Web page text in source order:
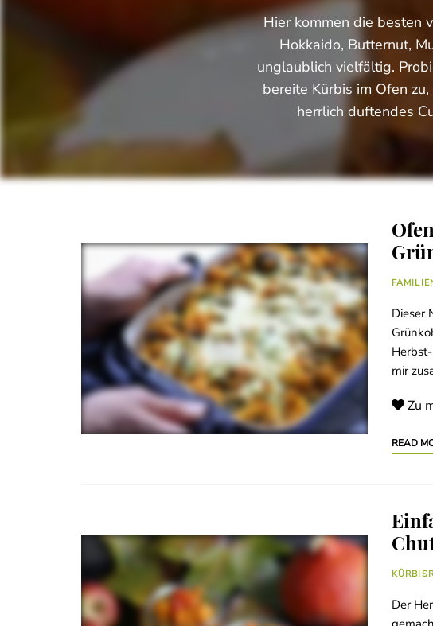
Hier kommen die besten
Hokkaido, Butternut,
unglaublich vielfältig.
bereite Kürbis im Ofen
herrlich duftendes
Dieser
mir
Zu
READ
Der